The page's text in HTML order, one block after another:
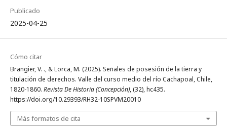
Publicado
2025-04-25
Cómo citar
Brangier, V. ., & Lorca, M. (2025). Señales de posesión de la tierra y
titulación de derechos. Valle del curso medio del río Cachapoal, Chile,
1820-1860. Revista De Historia (Concepción), (32), hc435.
https://doi.org/10.29393/RH32-10SPVM20010
Más formatos de cita